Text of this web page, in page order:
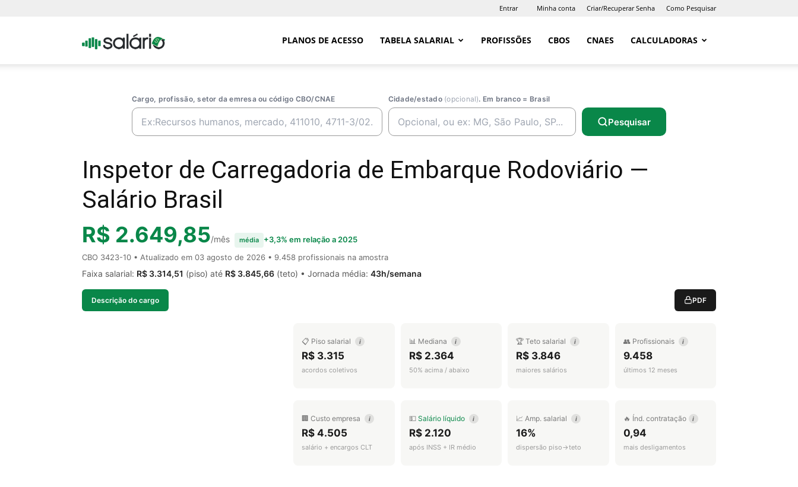
Entrar Minha conta Criar/Recuperar Senha Como Pesquisar
Portal PLANOS DE ACESSO TABELA SALARIAL PROFISSÕES CBOS CNAES CALCULADORAS
Cargo, profissão, setor da emresa ou código CBO/CNAE Cidade/estado (opcional). Em branco = Brasil
Pesquisar
Inspetor de Carregadoria de Embarque Rodoviário —
Salário Brasil
R$ 2.649,85/mês média
+3,3% em relação a 2025
CBO 3423-10 • Atualizado em 03 agosto de 2026 • 9.458 profissionais na amostra
Faixa salarial: R$ 3.314,51 (piso) até R$ 3.845,66 (teto) • Jornada média: 43h/semana
Descrição do cargo PDF
📋 Piso salarial i
R$ 3.315
acordos coletivos
📊 Mediana i
R$ 2.364
50% acima / abaixo
🏆 Teto salarial i
R$ 3.846
maiores salários
👥 Profissionais i
9.458
últimos 12 meses
🏢 Custo empresa i
R$ 4.505
salário + encargos CLT
💵 Salário líquido i
R$ 2.120
após INSS + IR médio
📈 Amp. salarial i
16%
dispersão piso→teto
🔥 Índ. contratação i
0,94
mais desligamentos